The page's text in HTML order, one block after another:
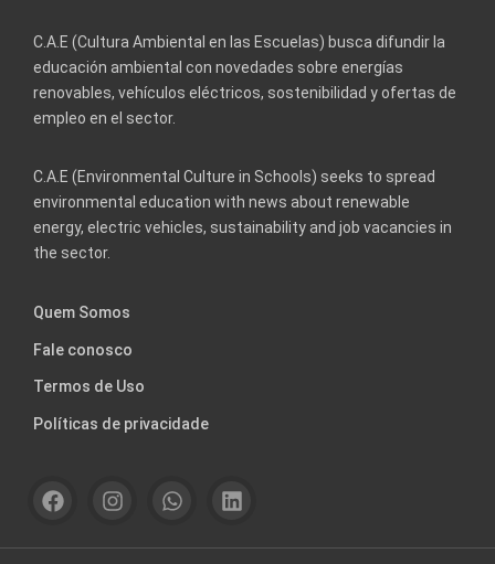
C.A.E (Cultura Ambiental en las Escuelas) busca difundir la
educación ambiental con novedades sobre energías
renovables, vehículos eléctricos, sostenibilidad y ofertas de
empleo en el sector.
C.A.E (Environmental Culture in Schools) seeks to spread
environmental education with news about renewable
energy, electric vehicles, sustainability and job vacancies in
the sector.
Quem Somos
Fale conosco
Termos de Uso
Políticas de privacidade